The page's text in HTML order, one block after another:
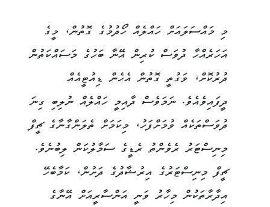
މި މައްސަލައަށް ހައްލެއް ހޯދުމުގެ ގޮތުން، މީގެ
އަހަރެއްހާ ދުވަސް ކުރިން އޭނާ ބަހުގެ މަސައްކަތުން
ދުރުކޮށް، ވަގުތީ ގޮތުން އެހެން ޑިއުޓީއެއް
ދީފައިވެއެވެ. ނަމަވެސް ދާއިމީ ހައްލެއް ނުލިބި ގިނަ
ދުވަސްތަކެއް ވުމަށްފަހު، މިކަމަށް ތެލަންގާނާގެ ޗީފް
މިނިސްޓަރު ރެވެންތު ރެޑީގެ ސަމާލުކަން ލިބުނެވެ.
ޗީފް މިނިސްޓަރުގެ އިރުޝާދުގެ ދަށުން، ކަމާބެހޭ
އިދާރާތަކުން މިހާރު ވަނީ އަންސާރީއަށް އޭނާގެ